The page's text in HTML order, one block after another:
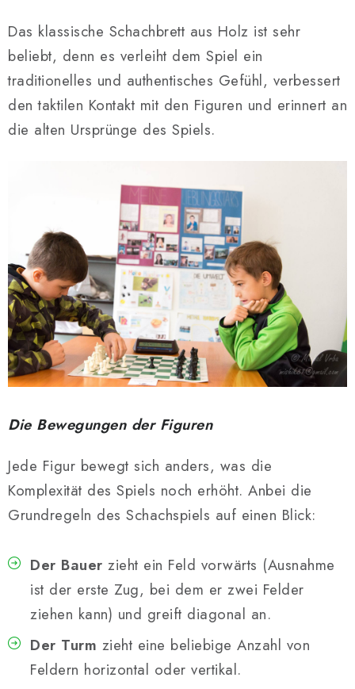
Das klassische Schachbrett aus Holz ist sehr
beliebt, denn es verleiht dem Spiel ein
traditionelles und authentisches Gefühl, verbessert
den taktilen Kontakt mit den Figuren und erinnert an
die alten Ursprünge des Spiels.
Die Bewegungen der Figuren
Jede Figur bewegt sich anders, was die
Komplexität des Spiels noch erhöht. Anbei die
Grundregeln des Schachspiels auf einen Blick:
Der Bauer zieht ein Feld vorwärts (Ausnahme
ist der erste Zug, bei dem er zwei Felder
ziehen kann) und greift diagonal an.
Der Turm zieht eine beliebige Anzahl von
Feldern horizontal oder vertikal.